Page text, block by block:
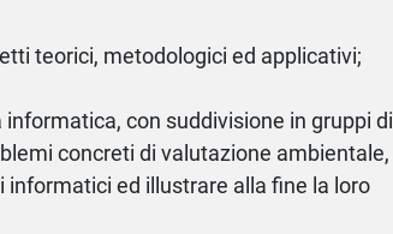
teorici, metodologici ed applicativi;
con suddivisione in gruppi di
concreti di valutazione ambientale,
ed illustrare alla fine la loro